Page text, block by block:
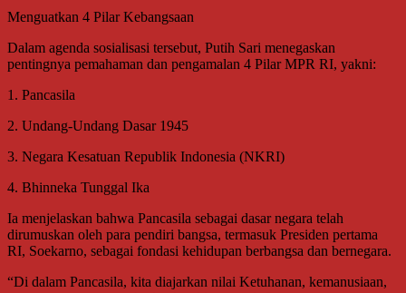
Menguatkan 4 Pilar Kebangsaan
Dalam agenda sosialisasi tersebut, Putih Sari menegaskan
pentingnya pemahaman dan pengamalan 4 Pilar MPR RI, yakni:
1. Pancasila
2. Undang-Undang Dasar 1945
3. Negara Kesatuan Republik Indonesia (NKRI)
4. Bhinneka Tunggal Ika
Ia menjelaskan bahwa Pancasila sebagai dasar negara telah
dirumuskan oleh para pendiri bangsa, termasuk Presiden pertama
RI, Soekarno, sebagai fondasi kehidupan berbangsa dan bernegara.
“Di dalam Pancasila, kita diajarkan nilai Ketuhanan, kemanusiaan,